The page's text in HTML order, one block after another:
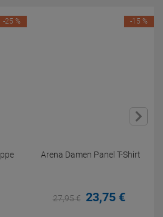
-25 %
Arena Damen Panel T-Shirt
27,95€ 23,75 €
-15 %